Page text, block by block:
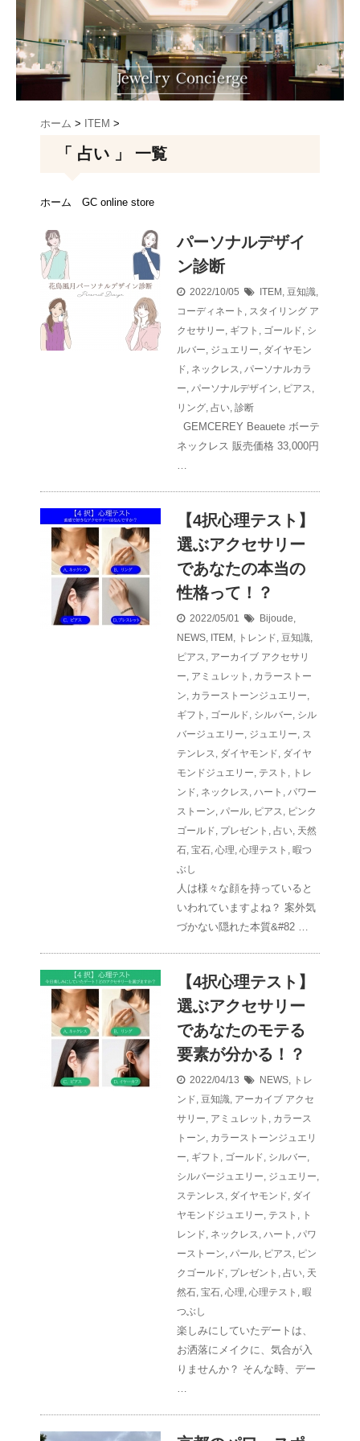
ホーム > ITEM >
「 占い 」 一覧
ホーム GC online store
パーソナルデザイ
ン診断
2022/10/05 ITEM, 豆知識,
コーディネート , スタイリング ア
クセサリー, ギフト , ゴールド, シ
ルバー, ジュエリー, ダイヤモン
ド, ネックレス, パーソナルカラ
ー, パーソナルデザイン, ピアス,
リング, 占い, 診断
GEMCEREY Beauete ボーテ
ネックレス 販売価格 33,000円
【4択心理テスト】
選ぶアクセサリー
であなたの本当の
性格って！？
2022/05/01 Bijoude,
NEWS, ITEM, トレンド, 豆知識,
ピアス, アーカイブ アクセサリ
ー, アミュレット , カラーストー
ン, カラーストーンジュエリー,
ギフト , ゴールド, シルバー, シル
バージュエリー, ジュエリー, ス
テンレス, ダイヤモンド, ダイヤ
モンドジュエリー, テスト , トレ
ンド, ネックレス, ハート , パワー
ストーン, パール, ピアス, ピンク
ゴールド, プレゼント , 占い, 天然
石, 宝石, 心理, 心理テスト , 暇つ
ぶし
人は様々な顔を持っていると
いわれていますよね？ 案外気
づかない隠れた本質&#82 …
【4択心理テスト】
選ぶアクセサリー
であなたのモテる
要素が分かる！？
2022/04/13 NEWS, トレ
ンド, 豆知識, アーカイブ アクセ
サリー, アミュレット , カラース
トーン, カラーストーンジュエリ
ー, ギフト , ゴールド, シルバー,
シルバージュエリー, ジュエリー,
ステンレス, ダイヤモンド, ダイ
ヤモンドジュエリー, テスト , ト
レンド, ネックレス, ハート , パワ
ーストーン, パール, ピアス, ピン
クゴールド, プレゼント , 占い, 天
然石, 宝石, 心理, 心理テスト , 暇
つぶし
楽しみにしていたデートは、
お洒落にメイクに、気合が入
りませんか？ そんな時、デー